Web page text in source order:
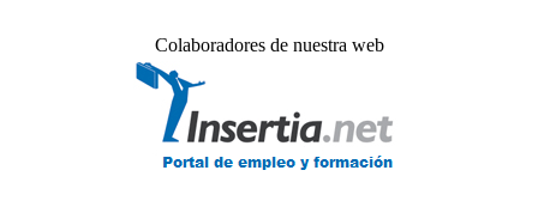
Colaboradores de nuestra web